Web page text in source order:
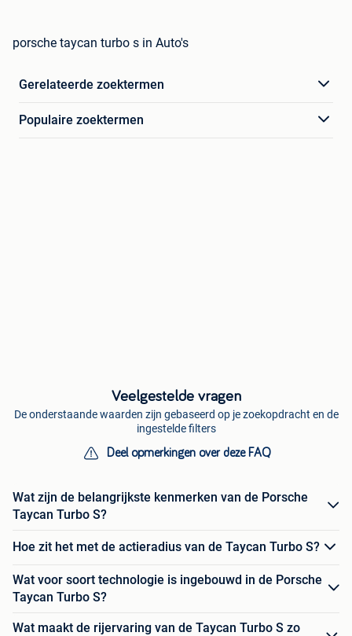
porsche taycan turbo s in Auto's
Gerelateerde zoektermen
Populaire zoektermen
Veelgestelde vragen
De onderstaande waarden zijn gebaseerd op je zoekopdracht en de
ingestelde filters
Deel opmerkingen over deze FAQ
Wat zijn de belangrijkste kenmerken van de Porsche
Taycan Turbo S?
Hoe zit het met de actieradius van de Taycan Turbo S?
Wat voor soort technologie is ingebouwd in de Porsche
Taycan Turbo S?
Wat maakt de rijervaring van de Taycan Turbo S zo